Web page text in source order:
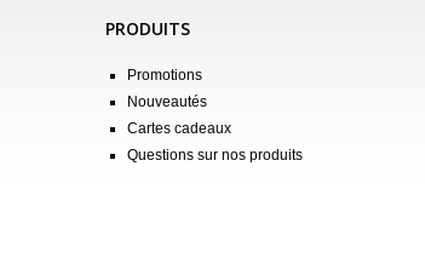
PRODUITS
Promotions
Nouveautés
Cartes cadeaux
Questions sur nos produits